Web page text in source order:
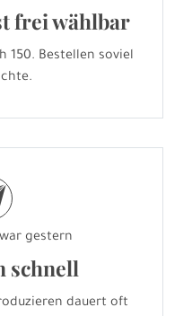
frei wählbar
150. Bestellen soviel
gestern
schnell
dauert oft